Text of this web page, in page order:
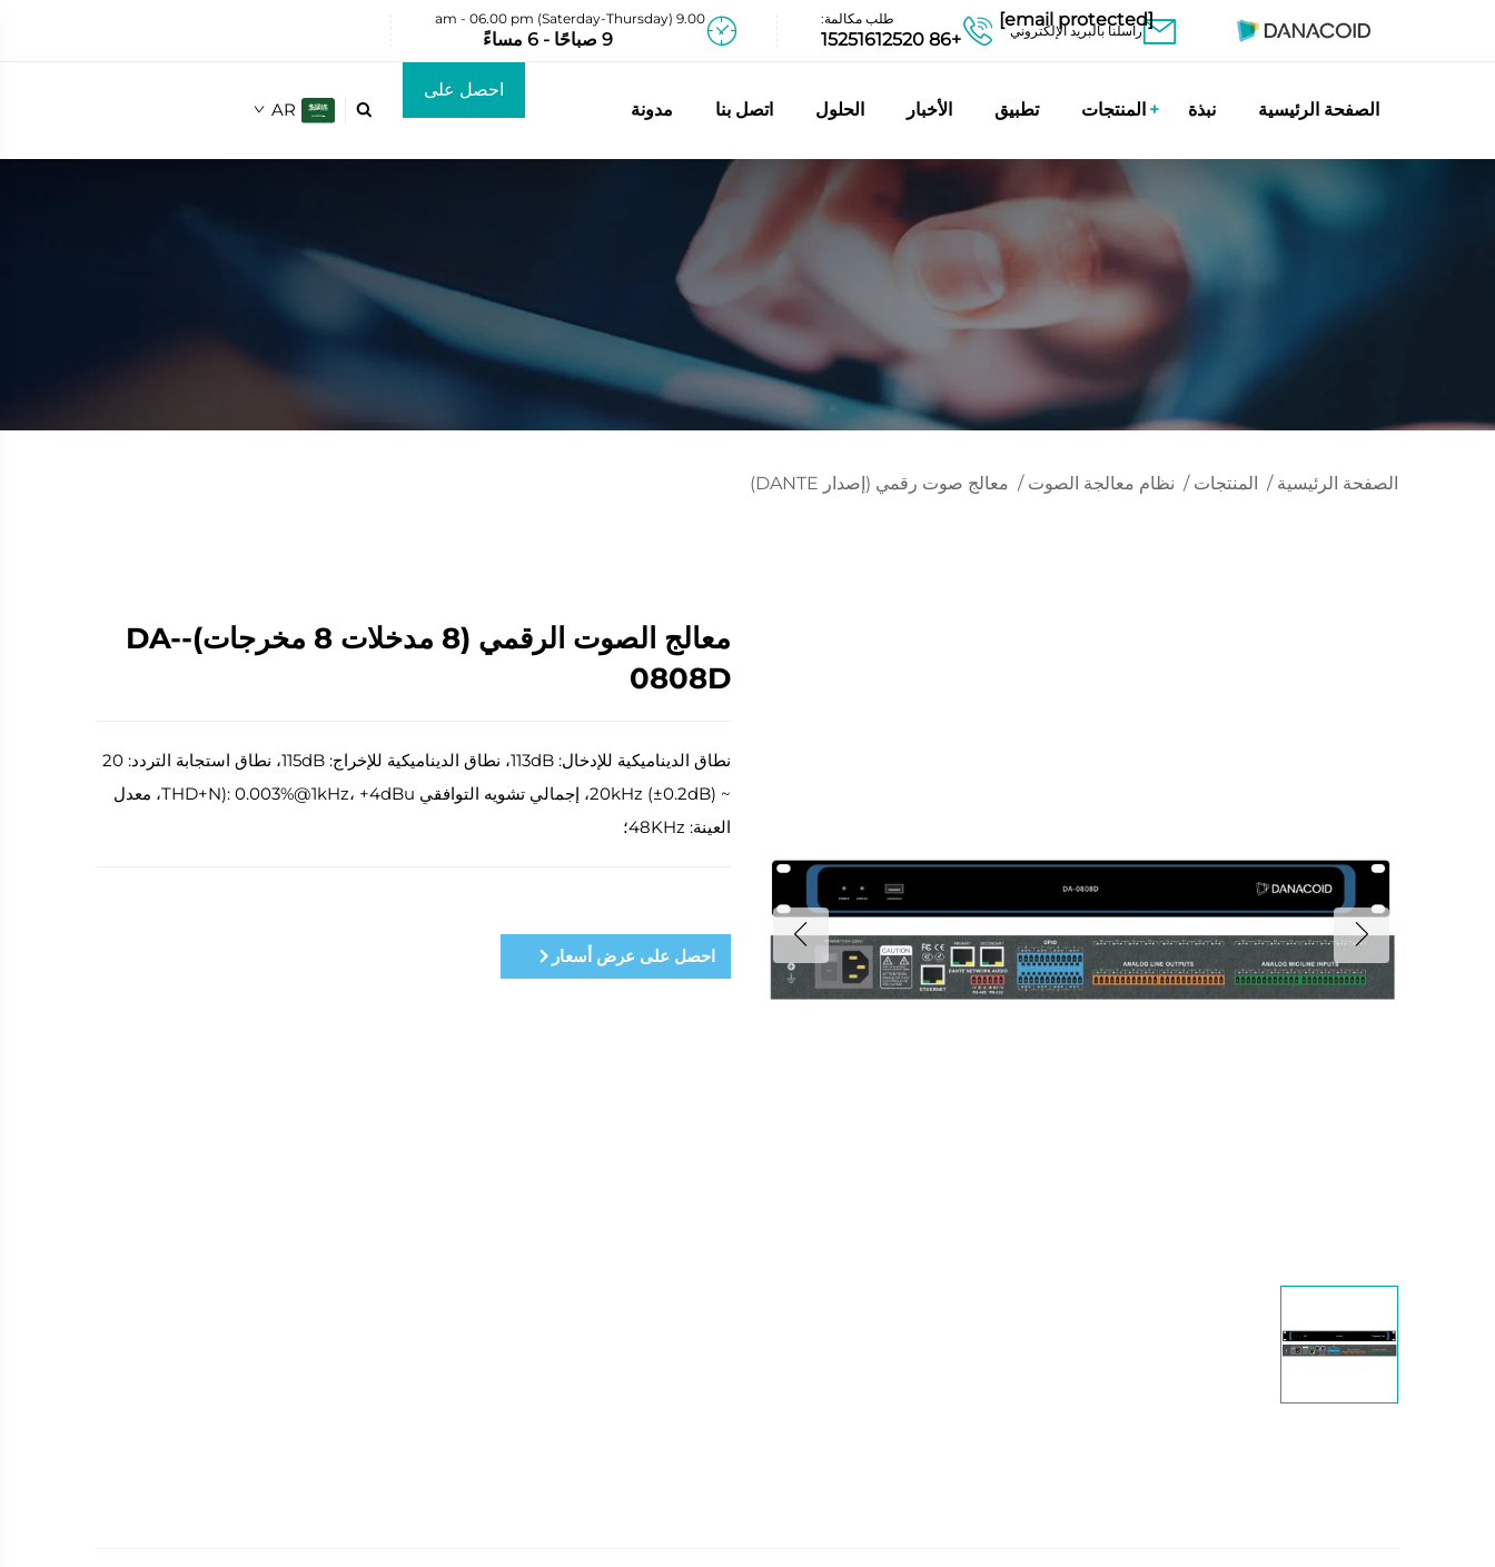
راسلنا بالبريد الإلكتروني
[email protected] طلب مكالمة:
+86 15251612520
9.00 am - 06.00 pm (Saterday-Thursday)
9 صباحًا - 6 مساءً
الصفحة الرئيسية نبذة المنتجات تطبيق الأخبار الحلول اتصل بنا مدونة
احصل على

AR
الصفحة الرئيسية / المنتجات / نظام معالجة الصوت / معالج صوت رقمي (إصدار DANTE)
معالج الصوت الرقمي (8 مدخلات 8 مخرجات)-DA-
0808D
نطاق الديناميكية للإدخال: 113dB، نطاق الديناميكية للإخراج: 115dB، نطاق استجابة التردد: 20
~ 20kHz (±0.2dB)، إجمالي تشويه التوافقي THD+N): 0.003%@1kHz، +4dBu، معدل
العينة: 48KHz؛
احصل على عرض أسعار